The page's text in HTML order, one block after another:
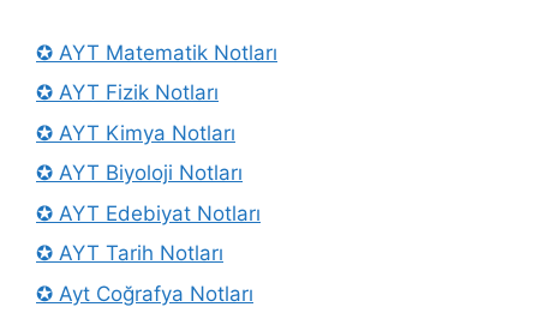
✪ AYT Matematik Notları
✪ AYT Fizik Notları
✪ AYT Kimya Notları
✪ AYT Biyoloji Notları
✪ AYT Edebiyat Notları
✪ AYT Tarih Notları
✪ Ayt Coğrafya Notları